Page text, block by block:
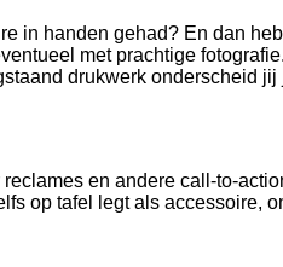
in handen gehad? En dan
met prachtige
drukwerk onderscheid
en andere call-to-
op tafel legt als accessoire,